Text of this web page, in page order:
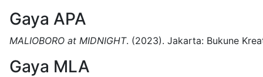
Gaya APA
MALIOBORO at MIDNIGHT. (2023). Jakarta: Bukune
Gaya MLA